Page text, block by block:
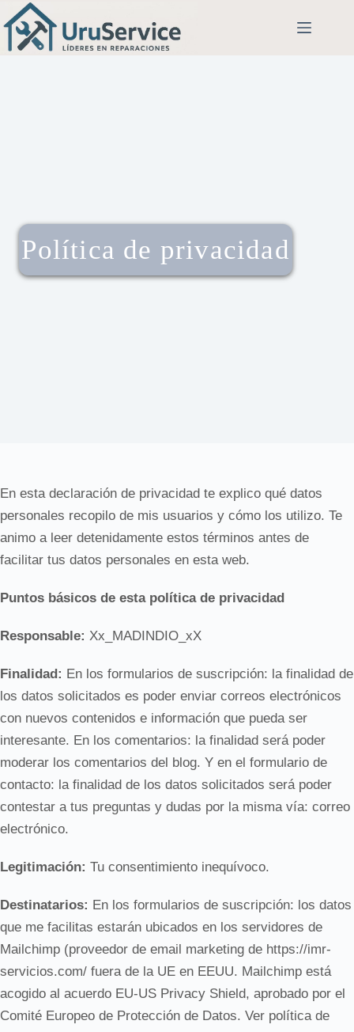
Política de privacidad
En esta declaración de privacidad te explico qué datos
personales recopilo de mis usuarios y cómo los utilizo. Te
animo a leer detenidamente estos términos antes de
facilitar tus datos personales en esta web.
Puntos básicos de esta política de privacidad
Responsable: Xx_MADINDIO_xX
Finalidad: En los formularios de suscripción: la finalidad de
los datos solicitados es poder enviar correos electrónicos
con nuevos contenidos e información que pueda ser
interesante. En los comentarios: la finalidad será poder
moderar los comentarios del blog. Y en el formulario de
contacto: la finalidad de los datos solicitados será poder
contestar a tus preguntas y dudas por la misma vía: correo
electrónico.
Legitimación: Tu consentimiento inequívoco.
Destinatarios: En los formularios de suscripción: los datos
que me facilitas estarán ubicados en los servidores de
Mailchimp (proveedor de email marketing de https://imr-
servicios.com/ fuera de la UE en EEUU. Mailchimp está
acogido al acuerdo EU-US Privacy Shield, aprobado por el
Comité Europeo de Protección de Datos. Ver política de